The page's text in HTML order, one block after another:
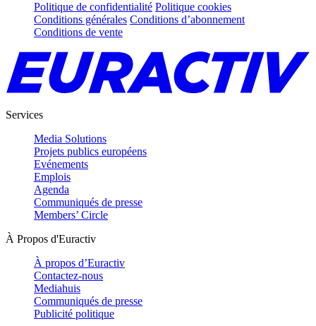
Politique de confidentialité Politique cookies
Conditions générales Conditions d’abonnement
Conditions de vente
Services
Media Solutions
Projets publics européens
Evénements
Emplois
Agenda
Communiqués de presse
Members’ Circle
À Propos d'Euractiv
À propos d’Euractiv
Contactez-nous
Mediahuis
Communiqués de presse
Publicité politique